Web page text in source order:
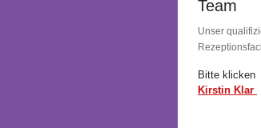
Team
Unser
Bitte klicken
Kirstin Klar